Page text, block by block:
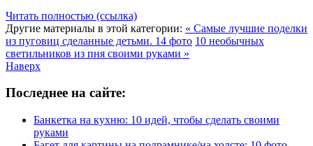
Читать полностью (ссылка)
Другие материалы в этой категории: « Самые лучшие поделки
из пуговиц сделанные детьми. 14 фото 10 необычных
светильников из пня своими руками »
Наверх
Последнее на сайте:
Банкетка на кухню: 10 идей, чтобы сделать своими
руками